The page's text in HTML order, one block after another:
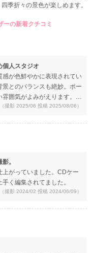
季折々の景色が楽しめます。
ーの新着クチコミ
個人スタジオ
が色鮮やかに表現されてい
とのバランスも絶妙。ポー
囲気がよみがえります。編
（撮影 2025/06 投稿 2025/08/06）
。
がっていました。CDケー
く編集されてました。
（撮影 2024/02 投稿 2024/06/09）